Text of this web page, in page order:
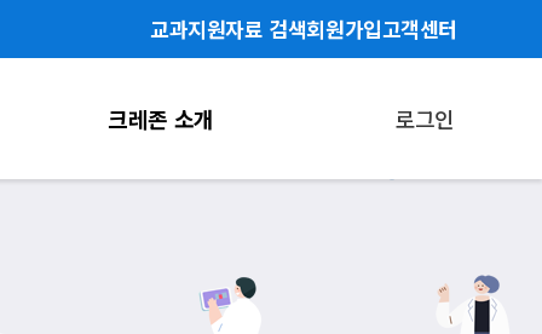
교과지원자료 검색회원가입고객센터
크레존 소개 로그인